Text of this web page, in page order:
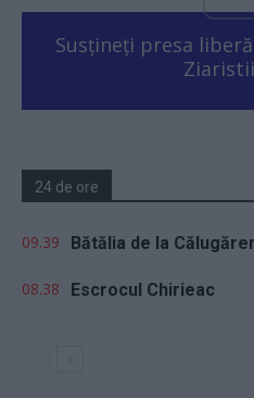
Susțineți presa
24 de ore
09.39 Bătălia de la
08.38 Escrocul Chirieac